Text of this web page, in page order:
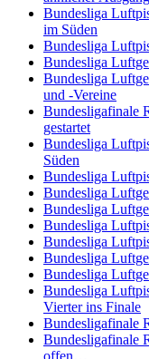
Bundesliga
im Süden
Bundesliga
Bundesliga
Bundesliga
und -Vereine
Bundesligafinale
gestartet
Bundesliga
Süden
Bundesliga
Bundesliga
Bundesliga
Bundesliga
Bundesliga
Bundesliga
Bundesliga
Bundesliga
Vierter ins Finale
Bundesligafinale
Bundesligafinale
offen…